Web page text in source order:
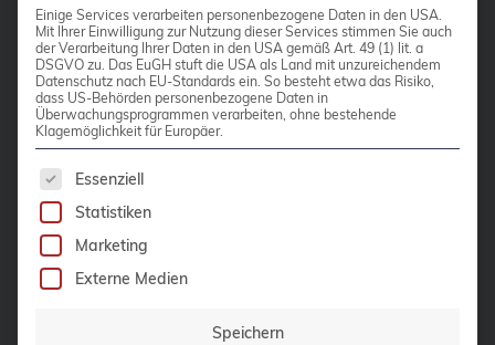
Cassandra
CentOS
Ceph
CERN
certmonger
CGI
CI/CD-Integration
ClamAV
Plattform vor, auf der mehr als 500
Nodes laufen. Mittlerweile sprechen
wir von etwa 7.000 verwalteten
Instanzen. Für diesen
Anwendungsfall haben wir diverse
Weiterlesen
Einige Services verarbeiten personenbezogene Daten in den USA.
Mit Ihrer Einwilligung zur Nutzung dieser Services stimmen Sie auch
der Verarbeitung Ihrer Daten in den USA gemäß Art. 49 (1) lit. a
DSGVO zu. Das EuGH stuft die USA als Land mit unzureichendem
Datenschutz nach EU-Standards ein. So besteht etwa das Risiko,
dass US-Behörden personenbezogene Daten in
Überwachungsprogrammen verarbeiten, ohne bestehende
Klagemöglichkeit für Europäer.
Es folgt eine Liste der Service-Gruppen, für die
Essenziell
Statistiken
Marketing
Externe Medien
Speichern